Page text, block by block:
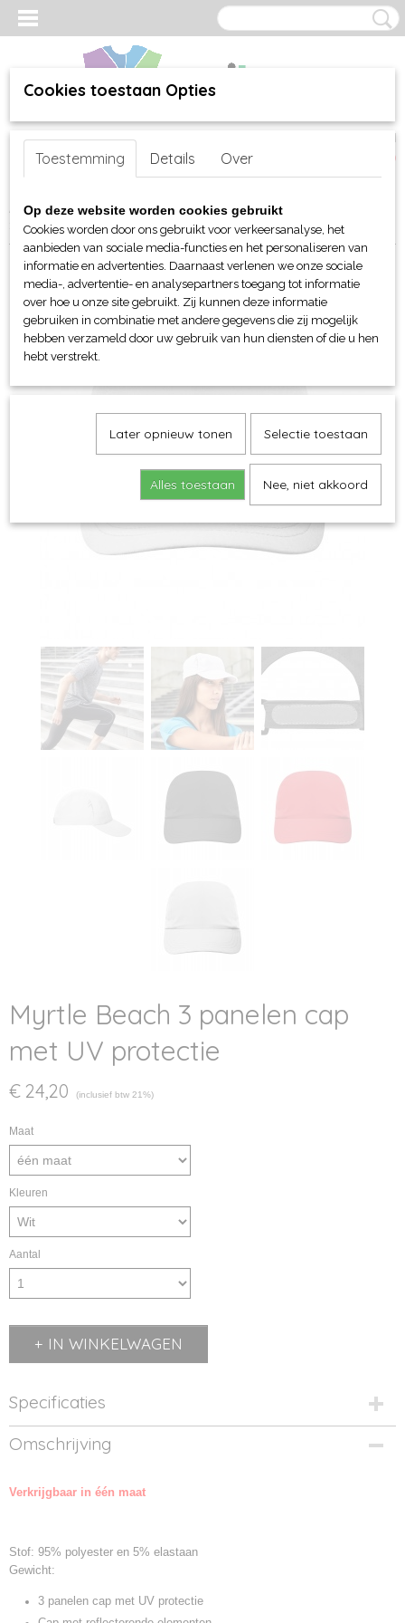
Inloggen Registreren
(0)
Home >webshop>Per merk >Myrtle Beach hoofd-handen
> Myrtle Beach 3 panelen cap met UV protectie
Myrtle Beach 3 panelen cap
met UV protectie
€ 24,20 (inclusief btw 21%)
Maat
Kleuren
Aantal
IN WINKELWAGEN
Specificaties
Productcode
MB6228-01
MB6228
Omschrijving
Verkrijgbaar in één maat
Stof: 95% polyester en 5% elastaan
Gewicht:
3 panelen cap met UV protectie
Cookies toestaan Opties
Toestemming Details Over
Op deze website worden cookies gebruikt
Cookies worden door ons gebruikt voor verkeersanalyse, het
aanbieden van sociale media-functies en het personaliseren van
informatie en advertenties. Daarnaast verlenen we onze sociale
media-, advertentie- en analysepartners toegang tot informatie
over hoe u onze site gebruikt. Zij kunnen deze informatie
gebruiken in combinatie met andere gegevens die zij mogelijk
hebben verzameld door uw gebruik van hun diensten of die u hen
hebt verstrekt.
Later opnieuw tonen Selectie toestaan
Alles toestaan Nee, niet akkoord